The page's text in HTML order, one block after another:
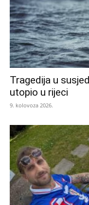
Tragedija u
utopio u rijeci
9. kolovoza 2026.